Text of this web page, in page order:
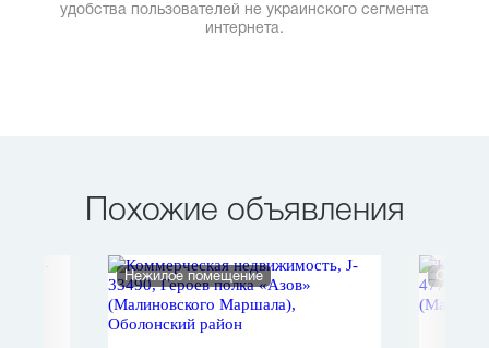
удобства пользователей не украинского сегмента
интернета.
Похожие объявления
Нежилое помещение